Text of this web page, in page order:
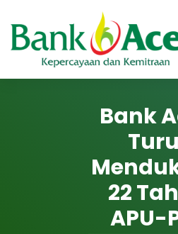
to
Content
Bank
22
APU-